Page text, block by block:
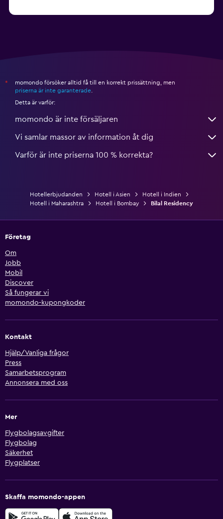
*
momondo försöker alltid få till en korrekt prissättning, men
priserna är inte garanterade
Detta är varför:
momondo är inte försäljaren
Vi samlar massor av information åt dig
Varför är inte priserna 100 % korrekta?
Hotellerbjudanden Hotell i Asien
Hotell i Indien
Hotell i Maharashtra
Hotell i Bombay Bilal Residency
Företag
Om
Jobb
Mobil
Discover
Så fungerar vi
momondo-kupongkoder
Kontakt
Hjälp/Vanliga frågor
Press
Samarbetsprogram
Annonsera med oss
Mer
Flygbolagsavgifter
Flygbolag
Säkerhet
Flygplatser
Skaffa momondo-appen